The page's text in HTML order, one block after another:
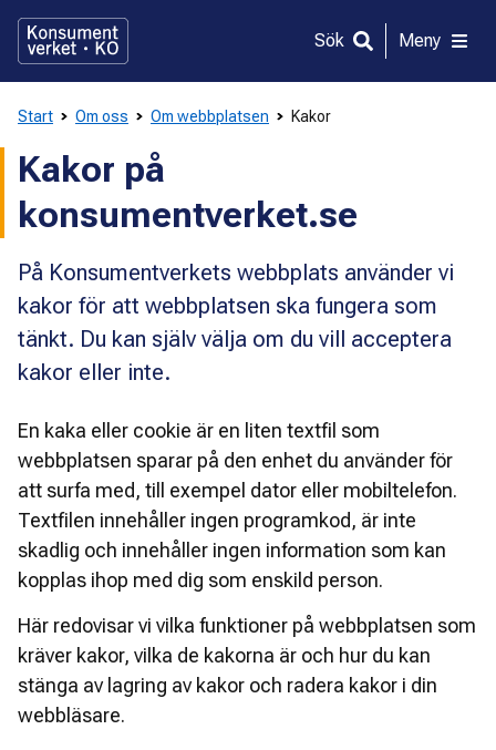
direkt
innehållet
Sök Meny
Start Om oss Om webbplatsen Kakor
Kakor på
konsumentverket.se
På Konsumentverkets webbplats använder vi
kakor för att webbplatsen ska fungera som
tänkt. Du kan själv välja om du vill acceptera
kakor eller inte.
En kaka eller cookie är en liten textfil som
webbplatsen sparar på den enhet du använder för
att surfa med, till exempel dator eller mobiltelefon.
Textfilen innehåller ingen programkod, är inte
skadlig och innehåller ingen information som kan
kopplas ihop med dig som enskild person.
Här redovisar vi vilka funktioner på webbplatsen som
kräver kakor, vilka de kakorna är och hur du kan
stänga av lagring av kakor och radera kakor i din
webbläsare.